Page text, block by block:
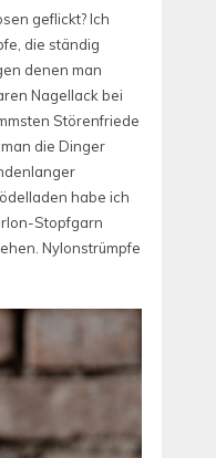
geflickt? Ich
die ständig
denen man
Nagellack bei
Störenfriede
die Dinger
habe ich
Stopfgarn
Nylonstrümpfe